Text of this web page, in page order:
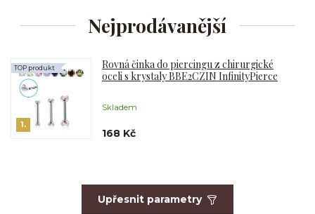
Nejprodávanější
1.
Rovná činka do piercingu z chirurgické
oceli s krystaly BBE2CZIN InfinityPierce
Skladem
TOP produkt
168 Kč
Upřesnit parametry